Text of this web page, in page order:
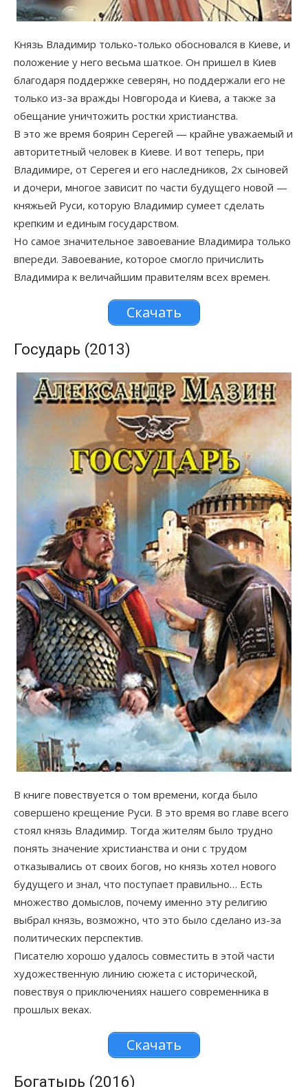
Князь Владимир только-только обосновался в Киеве, и
положение у него весьма шаткое. Он пришел в Киев
благодаря поддержке северян, но поддержали его не
только из-за вражды Новгорода и Киева, а также за
обещание уничтожить ростки христианства.
В это же время боярин Серегей — крайне уважаемый и
авторитетный человек в Киеве. И вот теперь, при
Владимире, от Серегея и его наследников, 2х сыновей
и дочери, многое зависит по части будущего новой —
княжьей Руси, которую Владимир сумеет сделать
крепким и единым государством.
Но самое значительное завоевание Владимира только
впереди. Завоевание, которое смогло причислить
Владимира к величайшим правителям всех времен.
Скачать
Государь (2013)
В книге повествуется о том времени, когда было
совершено крещение Руси. В это время во главе всего
стоял князь Владимир. Тогда жителям было трудно
понять значение христианства и они с трудом
отказывались от своих богов, но князь хотел нового
будущего и знал, что поступает правильно… Есть
множество домыслов, почему именно эту религию
выбрал князь, возможно, что это было сделано из-за
политических перспектив.
Писателю хорошо удалось совместить в этой части
художественную линию сюжета с исторической,
повествуя о приключениях нашего современника в
прошлых веках.
Скачать
Богатырь (2016)